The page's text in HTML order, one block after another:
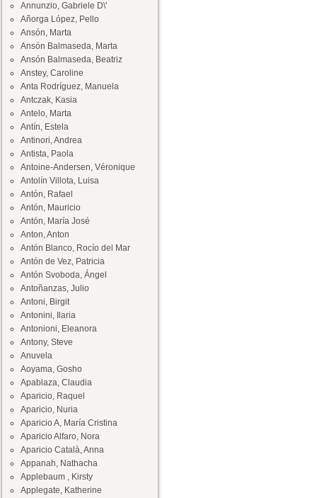
Annunzio, Gabriele D\'
Añorga López, Pello
Ansón, Marta
Ansón Balmaseda, Marta
Ansón Balmaseda, Beatriz
Anstey, Caroline
Anta Rodríguez, Manuela
Antczak, Kasia
Antelo, Marta
Antín, Estela
Antinori, Andrea
Antista, Paola
Antoine-Andersen, Véronique
Antolín Villota, Luisa
Antón, Rafael
Antón, Mauricio
Antón, María José
Anton, Anton
Antón Blanco, Rocío del Mar
Antón de Vez, Patricia
Antón Svoboda, Ángel
Antoñanzas, Julio
Antoni, Birgit
Antonini, Ilaria
Antonioni, Eleanora
Antony, Steve
Anuvela
Aoyama, Gosho
Apablaza, Claudia
Aparicio, Raquel
Aparicio, Nuria
Aparicio A, María Cristina
Aparicio Alfaro, Nora
Aparicio Català, Anna
Appanah, Nathacha
Applebaum , Kirsty
Applegate, Katherine